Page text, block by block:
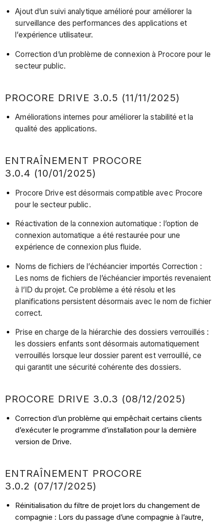
Ajout d’un suivi analytique amélioré pour améliorer la
surveillance des performances des applications et
l’expérience utilisateur.
Correction d’un problème de connexion à Procore pour le
secteur public.
PROCORE DRIVE 3.0.5 (11/11/2025)
Améliorations internes pour améliorer la stabilité et la
qualité des applications.
ENTRAÎNEMENT PROCORE
3.0.4 (10/01/2025)
Procore Drive est désormais compatible avec Procore
pour le secteur public.
Réactivation de la connexion automatique : l’option de
connexion automatique a été restaurée pour une
expérience de connexion plus fluide.
Noms de fichiers de l’échéancier importés Correction :
Les noms de fichiers de l’échéancier importés revenaient
à l’ID du projet. Ce problème a été résolu et les
planifications persistent désormais avec le nom de fichier
correct.
Prise en charge de la hiérarchie des dossiers verrouillés :
les dossiers enfants sont désormais automatiquement
verrouillés lorsque leur dossier parent est verrouillé, ce
qui garantit une sécurité cohérente des dossiers.
PROCORE DRIVE 3.0.3 (08/12/2025)
Correction d’un problème qui empêchait certains clients
d’exécuter le programme d’installation pour la dernière
version de Drive.
ENTRAÎNEMENT PROCORE
3.0.2 (07/17/2025)
Réinitialisation du filtre de projet lors du changement de
compagnie : Lors du passage d’une compagnie à l’autre,